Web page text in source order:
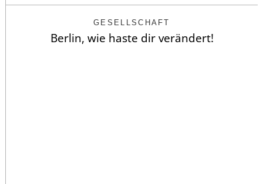
GESELLSCHAFT
Berlin, wie haste dir verändert!